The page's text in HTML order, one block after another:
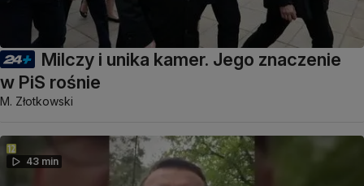
Milczy i unika kamer. Jego znaczenie
w PiS rośnie
M. Złotkowski
43 min